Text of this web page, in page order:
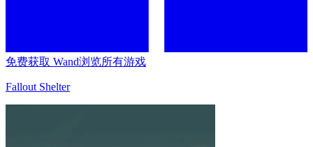
免费获取 Wand浏览所有游戏
Fallout Shelter